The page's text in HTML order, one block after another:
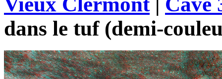
dans le tuf (demi-